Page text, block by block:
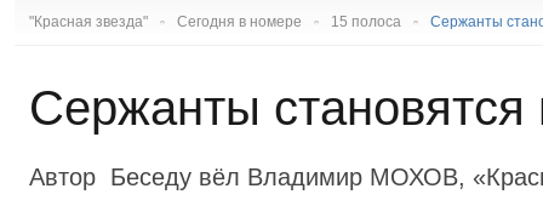
ИЗ ЮВО
БАЛТИЙСКИЙ ФЛОТ
ТИХООКЕАНСКИЙ ФЛОТ
ИЗ ВВС
ИЗ СУХОПУТНЫХ ВОЙСК
ИЗ ДОСААФ
АРМЕНИЯ
КИРГИЗИЯ
АЗЕРБАЙДЖАН
"Красная звезда" Сегодня в номере 15 полоса Сержанты
Сержанты становятся
Автор Беседу вёл Владимир МОХОВ,